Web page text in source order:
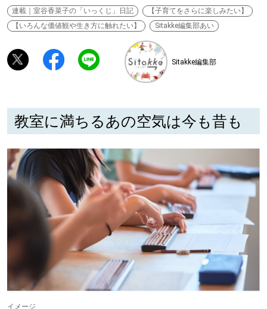
みがく
育む
ゆるむ
SitakkeTV
LOCAL ローカルエリア
道北
連載｜室谷香菜子の「いっくじ」日記
【子育てをさらに楽しみたい】
【いろんな価値観や生き方に触れたい】
Sitakke編集部あい
Sitakke編集部
教室に満ちるあの空気は今も昔も
イメージ